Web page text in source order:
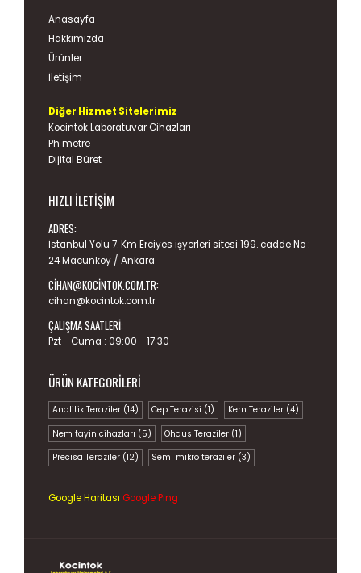
Anasayfa
Hakkımızda
Ürünler
İletişim
Diğer Hizmet Sitelerimiz
Kocintok Laboratuvar Cihazları
Ph metre
Dijital Büret
HIZLI İLETIŞIM
ADRES:
İstanbul Yolu 7. Km Erciyes işyerleri sitesi 199. cadde No :
24 Macunköy / Ankara
CIHAN@KOCINTOK.COM.TR:
cihan@kocintok.com.tr
ÇALIŞMA SAATLERI:
Pzt - Cuma : 09:00 - 17:30
ÜRÜN KATEGORILERI
Analitik Teraziler(14) Cep Terazisi (1) Kern Teraziler(4)
Nem tayin cihazları (5) Ohaus Teraziler (1)
Precisa Teraziler(12) Semi mikro teraziler (3)
Google Haritası Google Ping